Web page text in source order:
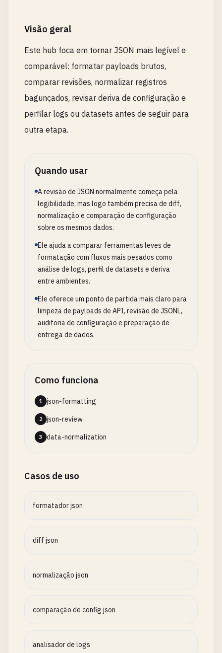
Visão geral
Este hub foca em tornar JSON mais legível e
comparável: formatar payloads brutos,
comparar revisões, normalizar registros
bagunçados, revisar deriva de configuração e
perfilar logs ou datasets antes de seguir para
outra etapa.
Quando usar
A revisão de JSON normalmente começa pela
legibilidade, mas logo também precisa de diff,
normalização e comparação de configuração
sobre os mesmos dados.
Ele ajuda a comparar ferramentas leves de
formatação com fluxos mais pesados como
análise de logs, perfil de datasets e deriva
entre ambientes.
Ele oferece um ponto de partida mais claro para
limpeza de payloads de API, revisão de JSONL,
auditoria de configuração e preparação de
entrega de dados.
Como funciona
1 json-formatting
2 json-review
3 data-normalization
Casos de uso
formatador json
diff json
normalização json
comparação de config json
analisador de logs